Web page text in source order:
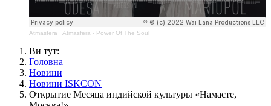
Atmasfera · Atmasfera - Power Of The Soul
Ви тут:
Головна
Новини
Новини ISKCON
Открытие Месяца индийской культуры «Намасте,